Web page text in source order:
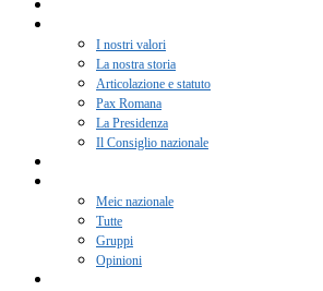
I nostri valori
La nostra storia
Articolazione e statuto
Pax Romana
La Presidenza
Il Consiglio nazionale
Meic nazionale
Tutte
Gruppi
Opinioni